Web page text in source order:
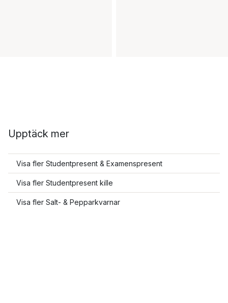
Upptäck mer
Visa fler Studentpresent & Examenspresent
Visa fler Studentpresent kille
Visa fler Salt- & Pepparkvarnar